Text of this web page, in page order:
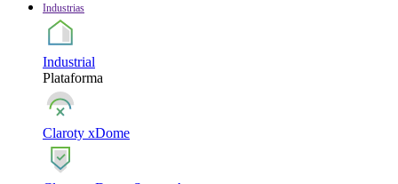
Industrias
Industrial
Plataforma
Claroty xDome